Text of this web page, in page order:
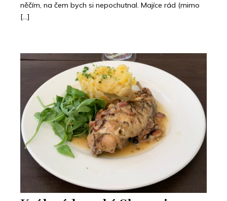
něčím, na čem bych si nepochutnal. Majíce rád (mimo
[…]